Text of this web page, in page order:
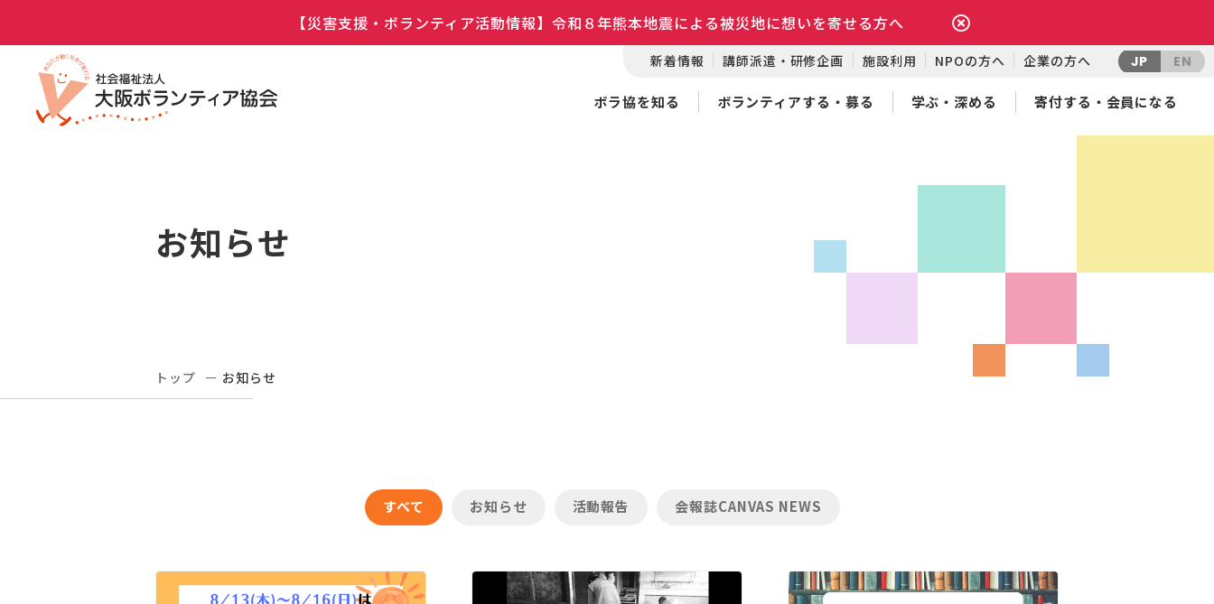
【災害支援・ボランティア活動情報】令和８年熊本地震による被災地に想いを寄せる方へ
新着情報 講師派遣・研修企画 施設利用 NPOの方へ 企業の方へ JP EN
ボラ協を知る ボランティアする・募る 学ぶ・深める 寄付する・会員になる
お知らせ
トップ お知らせ
すべて お知らせ 活動報告 会報誌CANVAS NEWS